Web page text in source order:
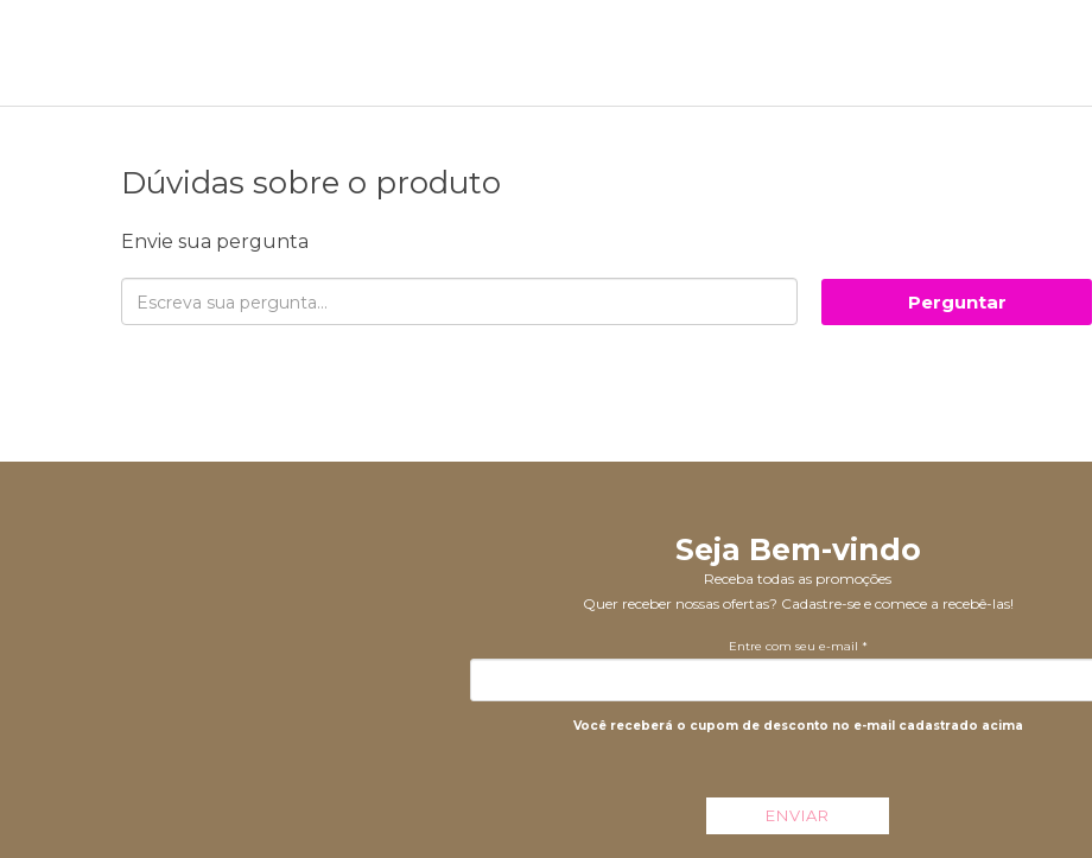
Dúvidas sobre o produto
Envie sua pergunta
Perguntar
Seja Bem-vindo
Receba todas as promoções
Quer receber nossas ofertas? Cadastre-se e comece a recebê-las!
Entre com seu e-mail *
Você receberá o cupom de desconto no e-mail cadastrado acima
ENVIAR